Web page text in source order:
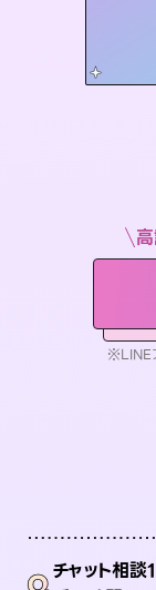
※LINE
チャット相